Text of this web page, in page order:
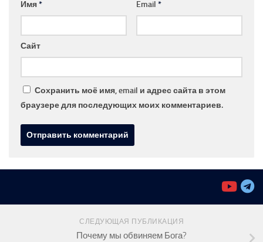
Имя* Email *
Сайт
Сохранить моё имя, email и адрес сайта в этом
браузере для последующих моих комментариев.
СЛЕДУЮЩАЯ ПУБЛИКАЦИЯ
Почему мы обвиняем Бога?